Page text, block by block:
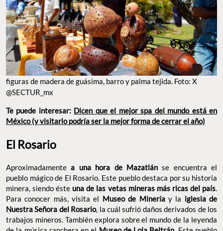
FIGURAS DE MADERA DE GUÁSIMA, BARRO Y PALMA TEJIDA. FOTO: X @SECTUR_MX
Te puede interesar:Dicen que el mejor spa del mundo está en
México (y visitarlo podría ser la mejor forma de cerrar el año)
El Rosario
Aproximadamentea una hora de Mazatlánse encuentra el
minera, siendo éste
Nuestra Señora del Rosario
, la cuál sufrió daños derivados de
los trabajos mineros. También explora sobre el mundo de la
leyenda de la música ranchera en el
Museo de Lola Beltrán. Este
pueblo es ideal para avistamiento de aves y otras especies —así
como para nadar en algunas zonas— en la
Laguna del Iguanero
las
Playas del Caimanero . Aquí se encuentra la
Laguna El
Caimanero
, una de las más abundantes playas productoras de